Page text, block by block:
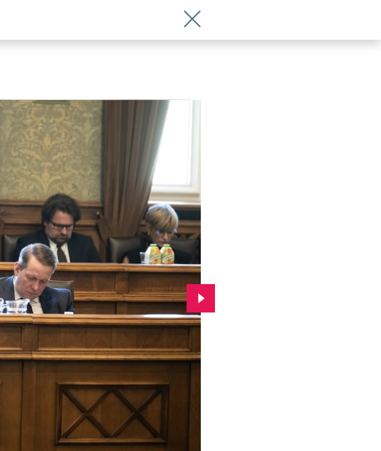
Wróć do artykułu Prezydent
Przejdź do kolejnego zdjęcia.